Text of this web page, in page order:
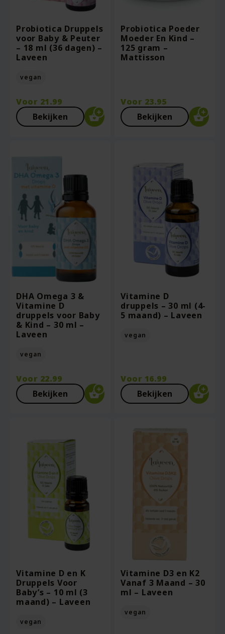
Probiotica Druppels
voor Baby & Peuter
– 18 ml (36 dagen) –
Laveen
vegan
Voor 21.99
Bekijken
Probiotica Poeder
Moeder En Kind –
125 gram –
Mattisson
Voor 23.95
Bekijken
DHA Omega 3 &
Vitamine D
druppels voor Baby
& Kind – 30 ml –
Laveen
vegan
Voor 22.99
Bekijken
Vitamine D
druppels – 30 ml (4-
5 maand) – Laveen
vegan
Voor 16.99
Bekijken
Vitamine D en K
Druppels Voor
Baby’s – 10 ml (3
maand) – Laveen
vegan
Vitamine D3 en K2
Vanaf 3 Maand – 30
ml – Laveen
vegan